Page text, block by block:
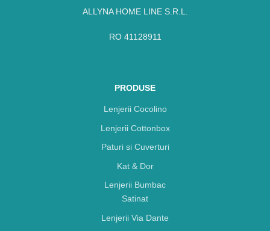
ALLYNA HOME LINE S.R.L.
RO 41128911
PRODUSE
Lenjerii Cocolino
Lenjerii Cottonbox
Paturi si Cuverturi
Kat & Dor
Lenjerii Bumbac
Satinat
Lenjerii Via Dante